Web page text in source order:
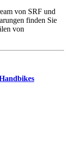
von SRF und
finden Sie
von